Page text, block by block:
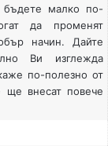
бъдете малко по-
да променят
начин. Дайте
Ви изглежда
по-полезно от
ще внесат повече